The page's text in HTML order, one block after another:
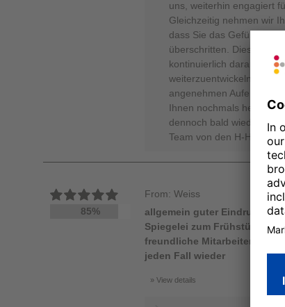
uns, weiterhin engagiert
Gleichzeitig nehmen wir
dass Sie das Gefühl
überschritten. Diese
kontinuierlich daran,
weiterzuentwickeln, um
angenehmen Aufenthalt
Ihnen nochmals herzlich
dennoch bald wieder bei
Team von den H-Hotels
85%
From: Weiss
allgemein guter Eindruck;
Spiegelei zum Frühstück;
freundliche Mitarbeiter,
jeden Fall wieder
View details